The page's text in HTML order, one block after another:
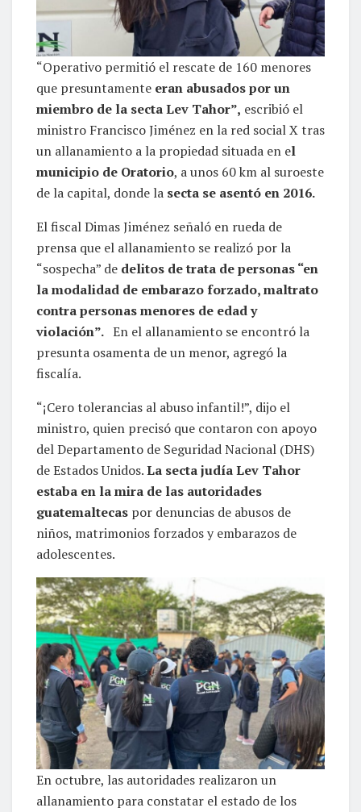
“Operativo permitió el rescate de 160 menores
que presuntamente eran abusados por un
miembro de la secta Lev Tahor”, escribió el
ministro Francisco Jiménez en la red social X tras
un allanamiento a la propiedad situada en el
municipio de Oratorio, a unos 60 km al suroeste
de la capital, donde la secta se asentó en 2016.
El fiscal Dimas Jiménez señaló en rueda de
prensa que el allanamiento se realizó por la
“sospecha” de delitos de trata de personas “en
la modalidad de embarazo forzado, maltrato
contra personas menores de edad y
violación”. En el allanamiento se encontró la
presunta osamenta de un menor, agregó la
fiscalía.
“¡Cero tolerancias al abuso infantil!”, dijo el
ministro, quien precisó que contaron con apoyo
del Departamento de Seguridad Nacional (DHS)
de Estados Unidos.La secta judía Lev Tahor
estaba en la mira de las autoridades
guatemaltecas por denuncias de abusos de
niños, matrimonios forzados y embarazos de
adolescentes.
En octubre, las autoridades realizaron un
allanamiento para constatar el estado de los